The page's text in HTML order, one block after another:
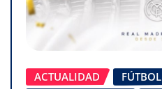
ACTUALIDAD
FÚTBOL